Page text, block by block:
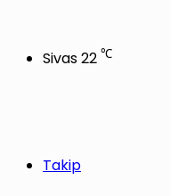
Sivas22 ℃
Takip